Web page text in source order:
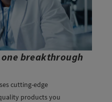
breakthrough
cutting-edge
products you